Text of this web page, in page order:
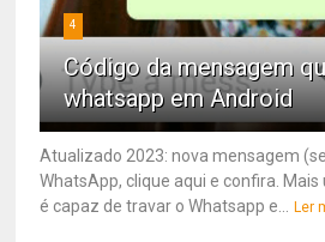
4
Código da mensagem
whatsapp em Android
Atualizado 2023: nova mensagem
WhatsApp, clique aqui e confira.
é capaz de travar o Whatsapp e...
Ler